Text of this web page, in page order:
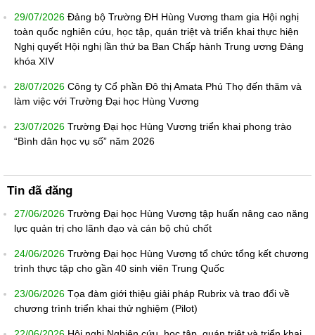
29/07/2026 Đảng bộ Trường ĐH Hùng Vương tham gia Hội nghị
toàn quốc nghiên cứu, học tập, quán triệt và triển khai thực hiện
Nghị quyết Hội nghị lần thứ ba Ban Chấp hành Trung ương Đảng
khóa XIV
28/07/2026 Công ty Cổ phần Đô thị Amata Phú Thọ đến thăm và
làm việc với Trường Đại học Hùng Vương
23/07/2026 Trường Đại học Hùng Vương triển khai phong trào
“Bình dân học vụ số” năm 2026
Tin đã đăng
27/06/2026 Trường Đại học Hùng Vương tập huấn nâng cao năng
lực quản trị cho lãnh đạo và cán bộ chủ chốt
24/06/2026 Trường Đại học Hùng Vương tổ chức tổng kết chương
trình thực tập cho gần 40 sinh viên Trung Quốc
23/06/2026 Tọa đàm giới thiệu giải pháp Rubrix và trao đổi về
chương trình triển khai thử nghiệm (Pilot)